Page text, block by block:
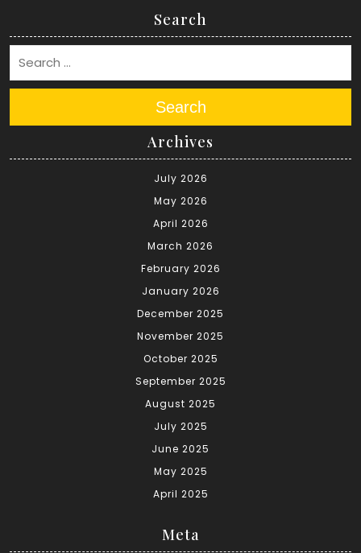
Search
Search
Archives
July 2026
May 2026
April 2026
March 2026
February 2026
January 2026
December 2025
November 2025
October 2025
September 2025
August 2025
July 2025
June 2025
May 2025
April 2025
Meta